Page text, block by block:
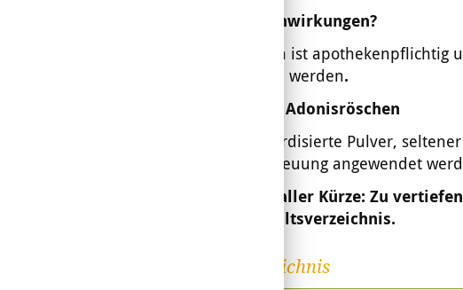
Gibt es Nebenwirkungen?
Adonisröschen ist
eingenommen werden.
Produkte mit Adonisröschen
Es gibt standardisierte Pulver, seltener
ärztlicher Betreuung angewendet
Das war's in aller Kürze: Zu
über das Inhaltsverzeichnis.
Inhaltsverzeichnis